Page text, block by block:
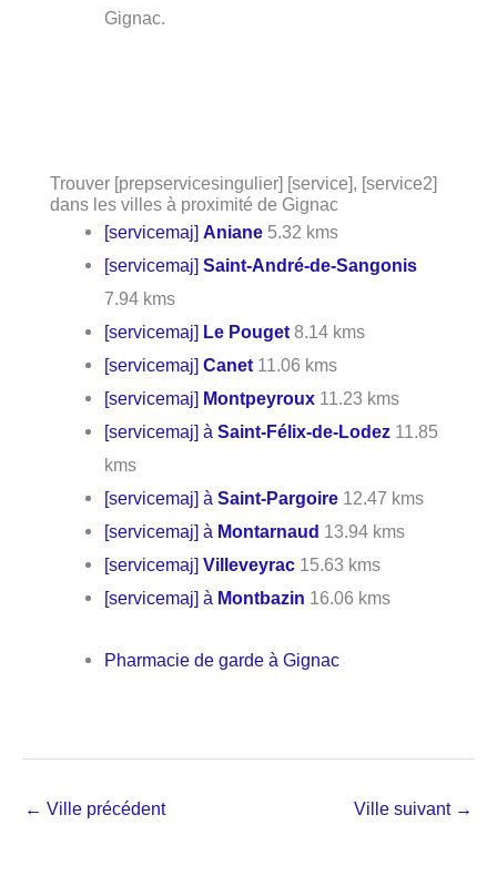
Gignac.
Trouver [prepservicesingulier] [service], [service2]
dans les villes à proximité de Gignac
[servicemaj]Aniane 5.32 kms
[servicemaj]Saint-André-de-Sangonis
7.94 kms
[servicemaj] Le Pouget 8.14 kms
[servicemaj]Canet 11.06 kms
[servicemaj] Montpeyroux 11.23 kms
[servicemaj] àSaint-Félix-de-Lodez 11.85
kms
[servicemaj] àSaint-Pargoire 12.47 kms
[servicemaj] à Montarnaud 13.94 kms
[servicemaj]Villeveyrac 15.63 kms
[servicemaj] à Montbazin 16.06 kms
Pharmacie de garde à Gignac
← Ville précédent Ville suivant →